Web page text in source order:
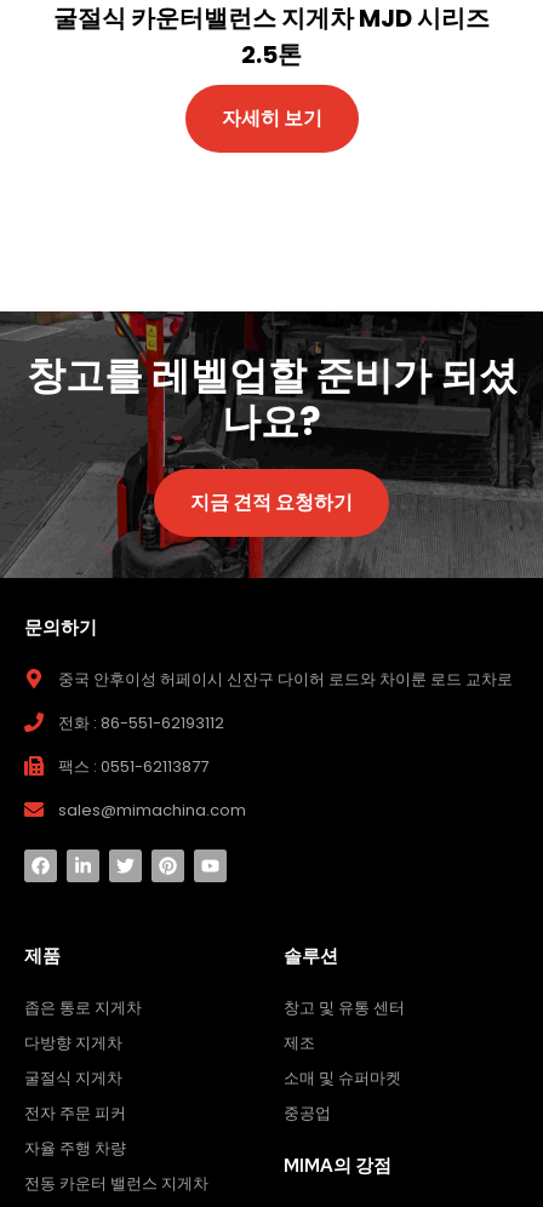
굴절식 카운터밸런스 지게차 MJD 시리즈
2.5톤
자세히 보기
창고를 레벨업할 준비가 되셨
나요?
지금 견적 요청하기
문의하기
중국 안후이성 허페이시 신잔구 다이허 로드와 차이룬 로드 교차로
전화 : 86-551-62193112
팩스 : 0551-62113877
sales@mimachina.com
제품
좁은 통로 지게차
다방향 지게차
굴절식 지게차
전자 주문 피커
자율 주행 차량
전동 카운터 밸런스 지게차
솔루션
창고 및 유통 센터
제조
소매 및 슈퍼마켓
중공업
MIMA의 강점